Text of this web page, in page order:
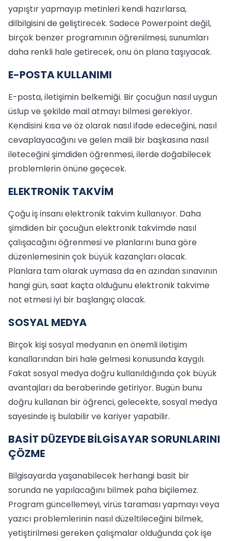
yapıştır yapmayıp metinleri kendi hazırlarsa,
dilbilgisini de geliştirecek. Sadece Powerpoint değil,
birçok benzer programının öğrenilmesi, sunumları
daha renkli hale getirecek, onu ön plana taşıyacak.
E-POSTA KULLANIMI
E-posta, iletişimin belkemiği. Bir çocuğun nasıl uygun
üslup ve şekilde mail atmayı bilmesi gerekiyor.
Kendisini kısa ve öz olarak nasıl ifade edeceğini, nasıl
cevaplayacağını ve gelen maili bir başkasına nasıl
ileteceğini şimdiden öğrenmesi, ilerde doğabilecek
problemlerin önüne geçecek.
ELEKTRONİK TAKVİM
Çoğu iş insanı elektronik takvim kullanıyor. Daha
şimdiden bir çocuğun elektronik takvimde nasıl
çalışacağını öğrenmesi ve planlarını buna göre
düzenlemesinin çok büyük kazançları olacak.
Planlara tam olarak uymasa da en azından sınavının
hangi gün, saat kaçta olduğunu elektronik takvime
not etmesi iyi bir başlangıç olacak.
SOSYAL MEDYA
Birçok kişi sosyal medyanın en önemli iletişim
kanallarından biri hale gelmesi konusunda kaygılı.
Fakat sosyal medya doğru kullanıldığında çok büyük
avantajları da beraberinde getiriyor. Bugün bunu
doğru kullanan bir öğrenci, gelecekte, sosyal medya
sayesinde iş bulabilir ve kariyer yapabilir.
BASİT DÜZEYDE BİLGİSAYAR SORUNLARINI
ÇÖZME
Bilgisayarda yaşanabilecek herhangi basit bir
sorunda ne yapılacağını bilmek paha biçilemez.
Program güncellemeyi, virüs taraması yapmayı veya
yazıcı problemlerinin nasıl düzeltileceğini bilmek,
yetiştirilmesi gereken çalışmalar olduğunda çok işe